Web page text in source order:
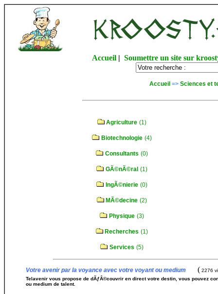
Accueil |Soumettre un site sur
Accueil => Sciences et
Agriculture (1)
Biotechnologie (4)
Consultants (0)
GÃ©nÃ©ral (1)
IngÃ©nierie (0)
MÃ©decine (2)
Physique (3)
Recherches (1)
Services (5)
Votre avenir par la voyance avec votre voyant ou medium ( 2276
Telavenir vous propose de dÃƒÂ©couvrir en direct votre destin, vous pouvez
ou medium de talent.